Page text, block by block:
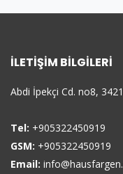
İLETIŞIM BILGILERI
Abdi İpekçi Cd. no8,
Tel: +905322450919
GSM: +905322450919
Email: